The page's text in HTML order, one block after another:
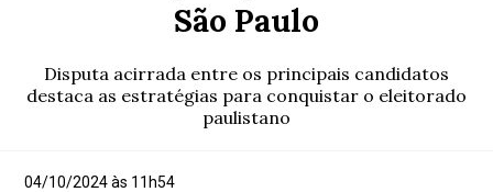
São Paulo
Disputa acirrada entre os principais candidatos
destaca as estratégias para conquistar o eleitorado
paulistano
04/10/2024 às 11h54